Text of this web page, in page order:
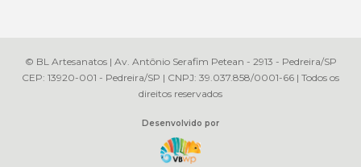
© BL Artesanatos | Av. Antônio Serafim Petean - 2913 - Pedreira/SP
CEP: 13920-001 - Pedreira/SP | CNPJ: 39.037.858/0001-66 | Todos os
direitos reservados
Desenvolvido por